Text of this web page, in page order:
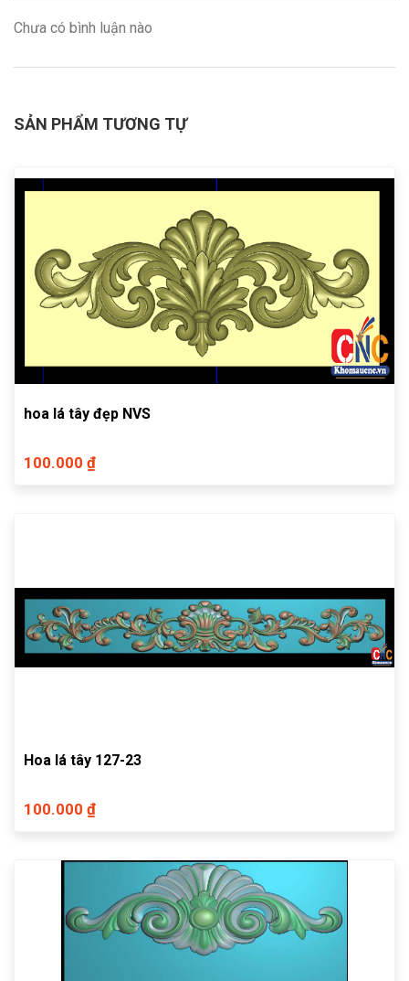
Chưa có bình luận nào
SẢN PHẨM TƯƠNG TỰ
hoa lá tây đẹp NVS
100.000 ₫
Hoa lá tây 127-23
100.000 ₫